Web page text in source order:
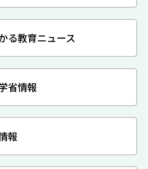
る教育ニュース
省情報
報